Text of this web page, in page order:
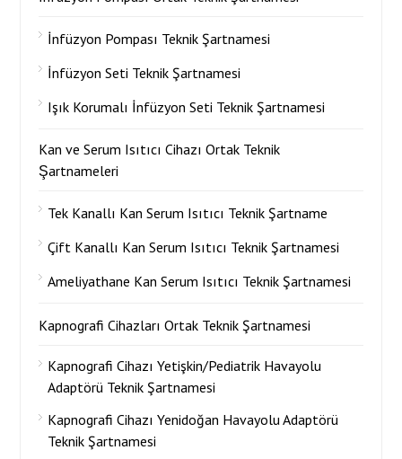
İnfüzyon Pompası Teknik Şartnamesi
İnfüzyon Seti Teknik Şartnamesi
Işık Korumalı İnfüzyon Seti Teknik Şartnamesi
Kan ve Serum Isıtıcı Cihazı Ortak Teknik
Şartnameleri
Tek Kanallı Kan Serum Isıtıcı Teknik Şartname
Çift Kanallı Kan Serum Isıtıcı Teknik Şartnamesi
Ameliyathane Kan Serum Isıtıcı Teknik Şartnamesi
Kapnografi Cihazları Ortak Teknik Şartnamesi
Kapnografi Cihazı Yetişkin/Pediatrik Havayolu
Adaptörü Teknik Şartnamesi
Kapnografi Cihazı Yenidoğan Havayolu Adaptörü
Teknik Şartnamesi